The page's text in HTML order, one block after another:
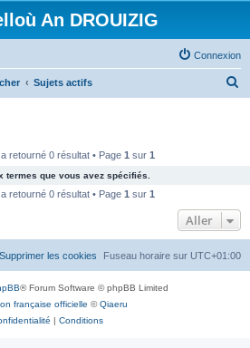
An DROUIZIG
Connexion
Sujets actifs
c
e
retourné 0 résultat • Page 1 sur 1
termes que vous avez spécifiés.
retourné 0 résultat • Page 1 sur 1
Aller
Fuseau horaire sur UTC+01:00
Supprimer les cookies
® Forum Software © phpBB Limited
française officielle ©Qiaeru
| Conditions